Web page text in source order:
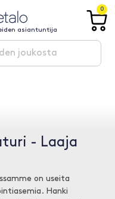
asiantuntija
0
- Laaja
on useita
Hanki